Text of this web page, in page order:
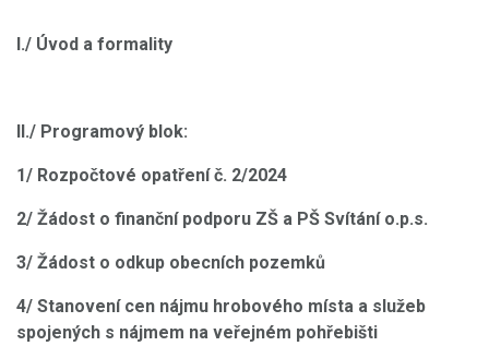
I./ Úvod a formality
II./ Programový blok:
1/ Rozpočtové opatření č. 2/2024
2/ Žádost o finanční podporu ZŠ a PŠ Svítání o.p.s.
3/ Žádost o odkup obecních pozemků
4/ Stanovení cen nájmu hrobového místa a služeb
spojených s nájmem na veřejném pohřebišti